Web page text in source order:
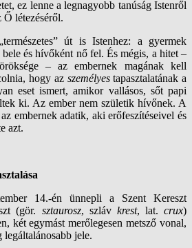
ez lenne a legnagyobb tanúság Istenről
létezéséről.
út is Istenhez: a gyermek
és hívőként nő fel. És mégis, a hitet –
– az embernek magának kell
hogy az személyestapasztalatának a
eset ismert, amikor vallásos, sőt papi
ki. Az ember nem születik hívőnek. A
embernek adatik, aki erőfeszítéseivel és
azt.
14.-én ünnepli a Szent Kereszt
(gör. sztaurosz, szláv krest, lat. crux)
két egymást merőlegesen metsző vonal,
legáltalánosabb jele.